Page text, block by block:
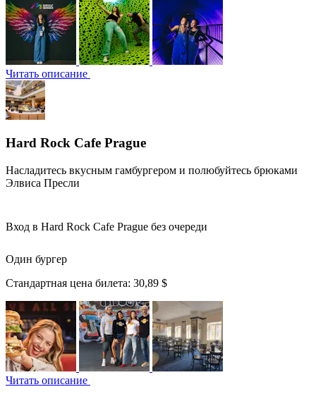
Читать описание
Hard Rock Cafe Prague
Насладитесь вкусным гамбургером и полюбуйтесь брюками
Элвиса Пресли
Вход в Hard Rock Cafe Prague без очереди
Один бургер
Стандартная цена билета: 30,89 $
Читать описание